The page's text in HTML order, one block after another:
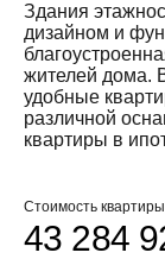
Здания
дизайном и
жителей дома.
удобные
различной
квартиры в
Стоимость
43 284